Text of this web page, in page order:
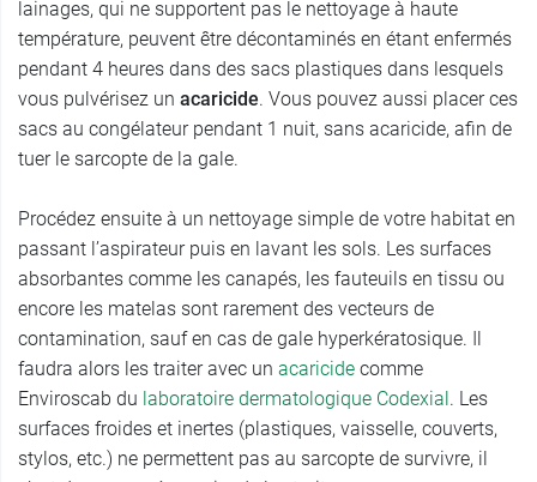
lainages, qui ne supportent pas le nettoyage à haute
température, peuvent être décontaminés en étant enfermés
pendant 4 heures dans des sacs plastiques dans lesquels
vous pulvérisez un acaricide. Vous pouvez aussi placer ces
sacs au congélateur pendant 1 nuit, sans acaricide, afin de
tuer le sarcopte de la gale.
Procédez ensuite à un nettoyage simple de votre habitat en
passant l’aspirateur puis en lavant les sols. Les surfaces
absorbantes comme les canapés, les fauteuils en tissu ou
encore les matelas sont rarement des vecteurs de
contamination, sauf en cas de gale hyperkératosique. Il
faudra alors les traiter avec un acaricide comme
Enviroscab du laboratoire dermatologique Codexial. Les
surfaces froides et inertes (plastiques, vaisselle, couverts,
stylos, etc.) ne permettent pas au sarcopte de survivre, il